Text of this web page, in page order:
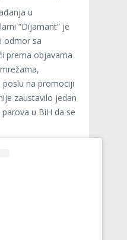
u
“Dijamant” je
odmor sa
prema objavama
na promociji
zaustavilo jedan
u BiH da se